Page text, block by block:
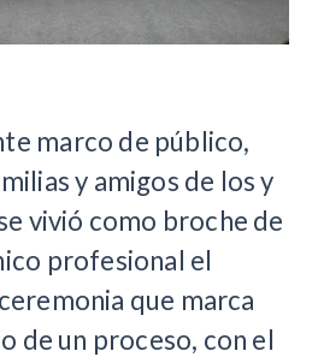
marco de público,
y amigos de los y
vivió como broche de
profesional el
que marca
de un proceso, con el